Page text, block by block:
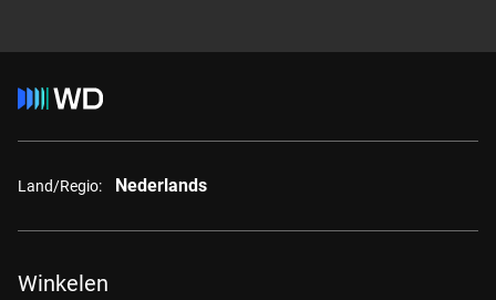
Land/Regio: Nederlands
Winkelen